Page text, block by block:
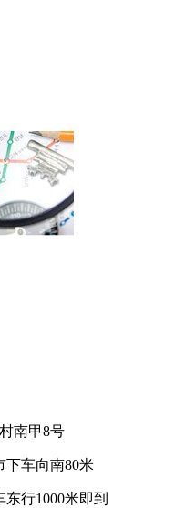
南甲8号
下车向南80米
行1000米即到